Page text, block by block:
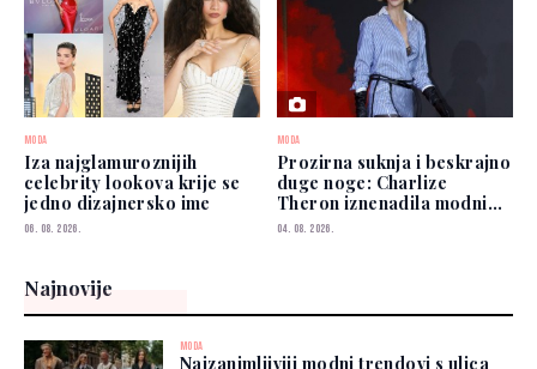
MODA
Iza najglamuroznijih
celebrity lookova krije se
jedno dizajnersko ime
06. 08. 2026.
MODA
Prozirna suknja i beskrajno
duge noge: Charlize
Theron iznenadila modnim
izborom
04. 08. 2026.
Najnovije
MODA
Najzanimljiviji modni trendovi s ulica